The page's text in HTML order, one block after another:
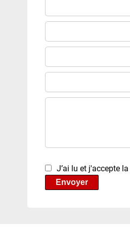
J’ai lu et j'accepte la
Envoyer